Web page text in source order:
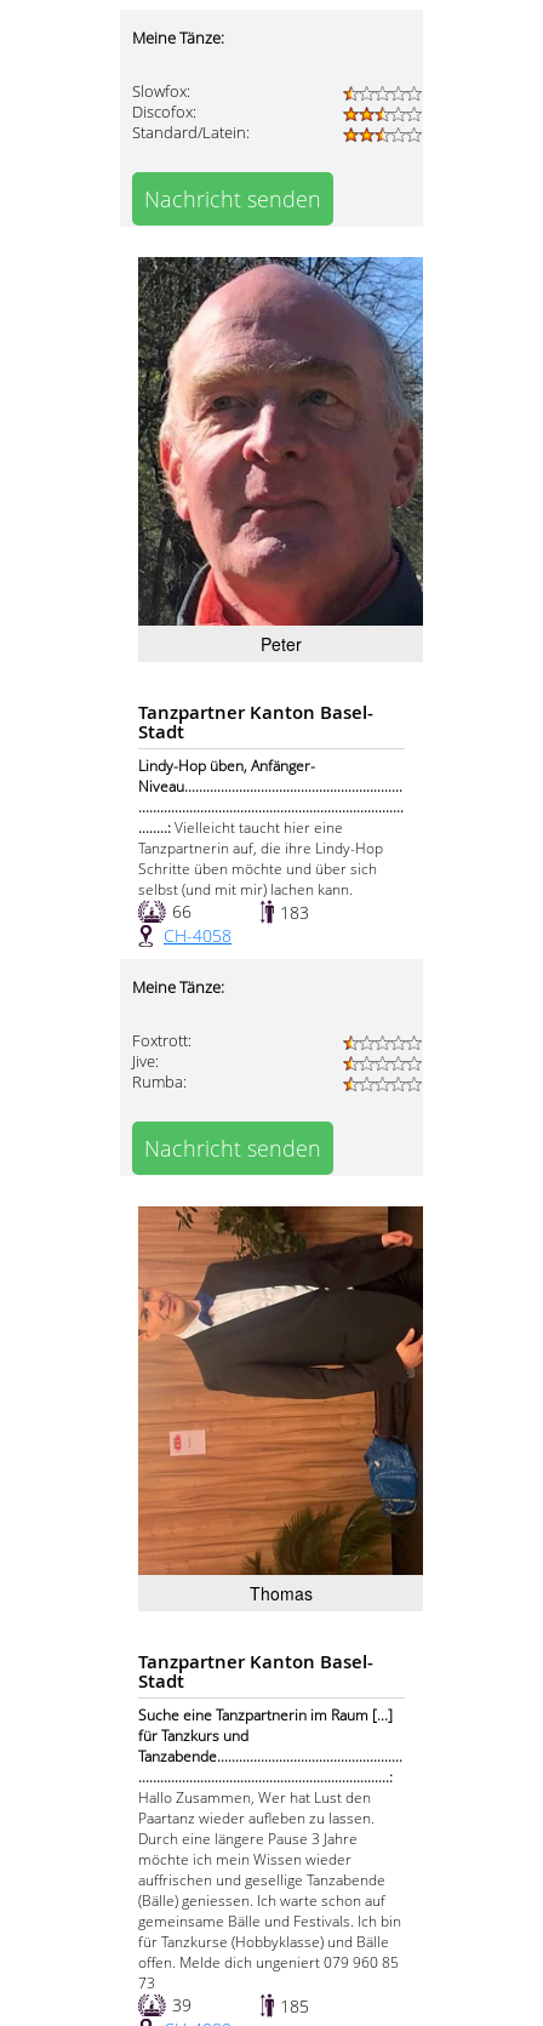
Meine Tänze:
Slowfox:
Discofox:
Standard/Latein:
Nachricht senden
Peter
Tanzpartner Kanton Basel-
Stadt
Lindy-Hop üben, Anfänger-
Niveau............................................................
.........................................................................
........:Vielleicht taucht hier eine
Tanzpartnerin auf, die ihre Lindy-Hop
Schritte üben möchte und über sich
selbst (und mit mir) lachen kann.
66
183
CH-4058
Meine Tänze:
Foxtrott:
Jive:
Rumba:
Nachricht senden
Thomas
Tanzpartner Kanton Basel-
Stadt
Suche eine Tanzpartnerin im Raum [...]
für Tanzkurs und
Tanzabende...................................................
.....................................................................:
Hallo Zusammen, Wer hat Lust den
Paartanz wieder aufleben zu lassen.
Durch eine längere Pause 3 Jahre
möchte ich mein Wissen wieder
auffrischen und gesellige Tanzabende
(Bälle) geniessen. Ich warte schon auf
gemeinsame Bälle und Festivals. Ich bin
für Tanzkurse (Hobbyklasse) und Bälle
offen. Melde dich ungeniert 079 960 85
73
39
185